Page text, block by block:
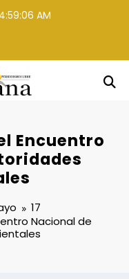
4:59:07 AM
Encuentro
17
Nacional de